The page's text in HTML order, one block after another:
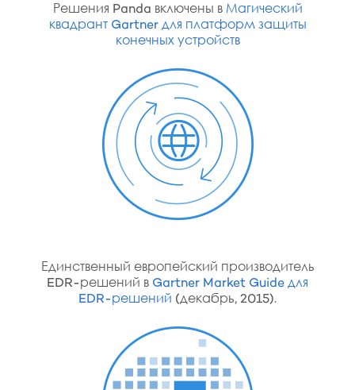
Решения Panda включены в Магический
квадрант Gartner для платформ защиты
конечных устройств
Единственный европейский производитель
EDR-решений в Gartner Market Guide для
EDR-решений (декабрь, 2015).